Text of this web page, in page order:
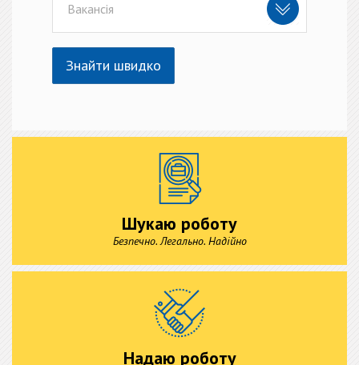
Вакансія
Знайти швидко
Шукаю роботу
Безпечно. Легально. Надійно
Надаю роботу